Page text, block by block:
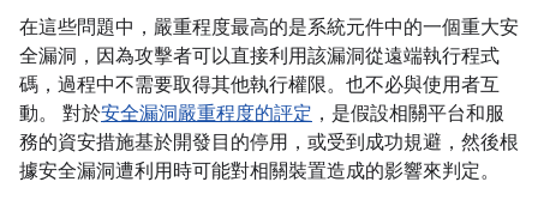
在這些問題中，嚴重程度最高的是系統元件中的一個重大安
全漏洞，因為攻擊者可以直接利用該漏洞從遠端執行程式
碼，過程中不需要取得其他執行權限。也不必與使用者互
動。 對於安全漏洞嚴重程度的評定 ，是假設相關平台和服
務的資安措施基於開發目的停用，或受到成功規避，然後根
據安全漏洞遭利用時可能對相關裝置造成的影響來判定。